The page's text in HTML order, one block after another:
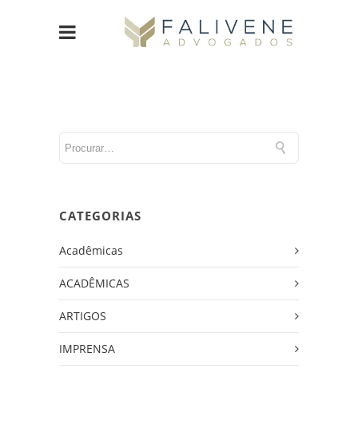
CATEGORIAS
Acadêmicas
ACADÊMICAS
ARTIGOS
IMPRENSA